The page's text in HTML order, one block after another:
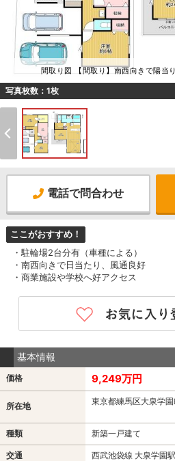
間取り図 【間取り】南西向きで陽当
写真枚数：1枚
電話で問合わせ
ここがおすすめ！
・駐輪場2台分有（車種による）
・南西向きで日当たり、風通良好
・商業施設や学校へ好アクセス
基本情報
価格 9,249万円
所在地 東京都練馬区大泉学園
種類 新築一戸建て
交通 西武池袋線 大泉学園